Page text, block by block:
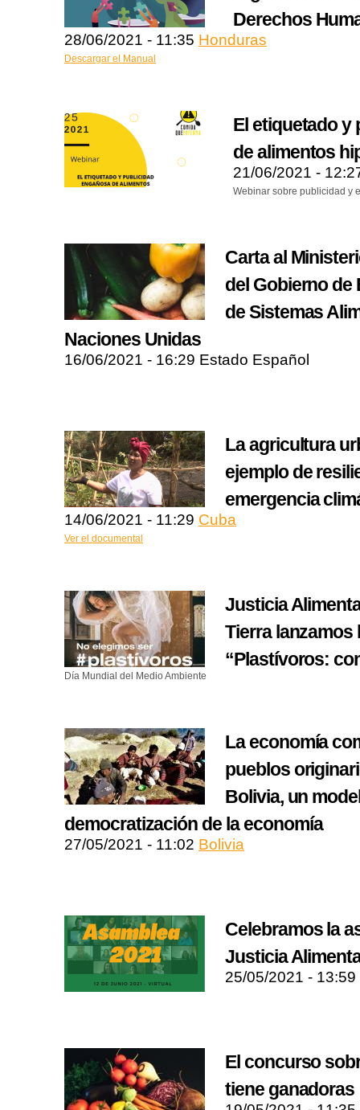
Derechos
28/06/2021 - 11:35 Honduras
Descargar el Manual
El etiquetado y
de alimentos
21/06/2021 -
Webinar sobre publicidad y
Carta al
del Gobierno de
de Sistemas
Naciones Unidas
16/06/2021 - 16:29 Estado Español
La agricultura
ejemplo de
emergencia
14/06/2021 - 11:29 Cuba
Ver el documental
Justicia
Tierra
“Plastívoros:
Día Mundial del Medio Ambiente
La economía
pueblos
Bolivia, un
democratización de la economía
27/05/2021 - 11:02 Bolivia
Celebramos la
Justicia
25/05/2021 - 13:59
El concurso
tiene ganadoras